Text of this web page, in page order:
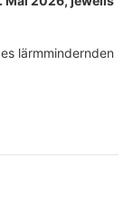
lärmmindernden